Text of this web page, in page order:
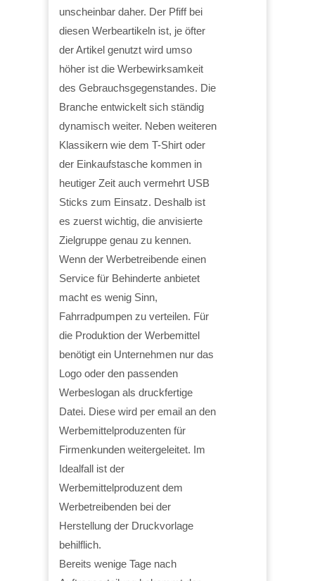
unscheinbar daher. Der Pfiff bei
diesen Werbeartikeln ist, je öfter
der Artikel genutzt wird umso
höher ist die Werbewirksamkeit
des Gebrauchsgegenstandes. Die
Branche entwickelt sich ständig
dynamisch weiter. Neben weiteren
Klassikern wie dem T-Shirt oder
der Einkaufstasche kommen in
heutiger Zeit auch vermehrt USB
Sticks zum Einsatz. Deshalb ist
es zuerst wichtig, die anvisierte
Zielgruppe genau zu kennen.
Wenn der Werbetreibende einen
Service für Behinderte anbietet
macht es wenig Sinn,
Fahrradpumpen zu verteilen. Für
die Produktion der Werbemittel
benötigt ein Unternehmen nur das
Logo oder den passenden
Werbeslogan als druckfertige
Datei. Diese wird per email an den
Werbemittelproduzenten für
Firmenkunden weitergeleitet. Im
Idealfall ist der
Werbemittelproduzent dem
Werbetreibenden bei der
Herstellung der Druckvorlage
behilflich.
Bereits wenige Tage nach